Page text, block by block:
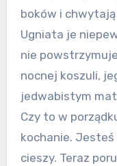
boków i
Ugniata je
nie
nocnej koszuli,
jedwabistym
Czy to w
kochanie. Jesteś
cieszy. Teraz